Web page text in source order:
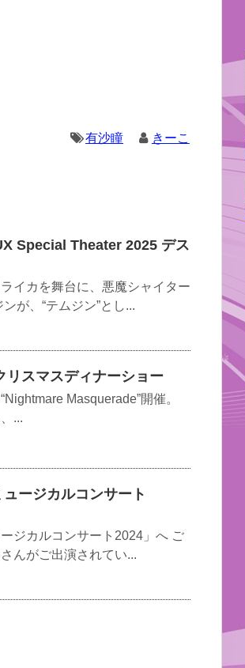
有沙瞳 きーこ
Special Theater 2025 デス
イカを舞台に、悪魔シャイター
が、“テムジン”とし...
リスマスディナーショー
Masquerade”開催。
...
ージカルコンサート
ジカルコンサート2024」へ ご
んがご出演されてい...